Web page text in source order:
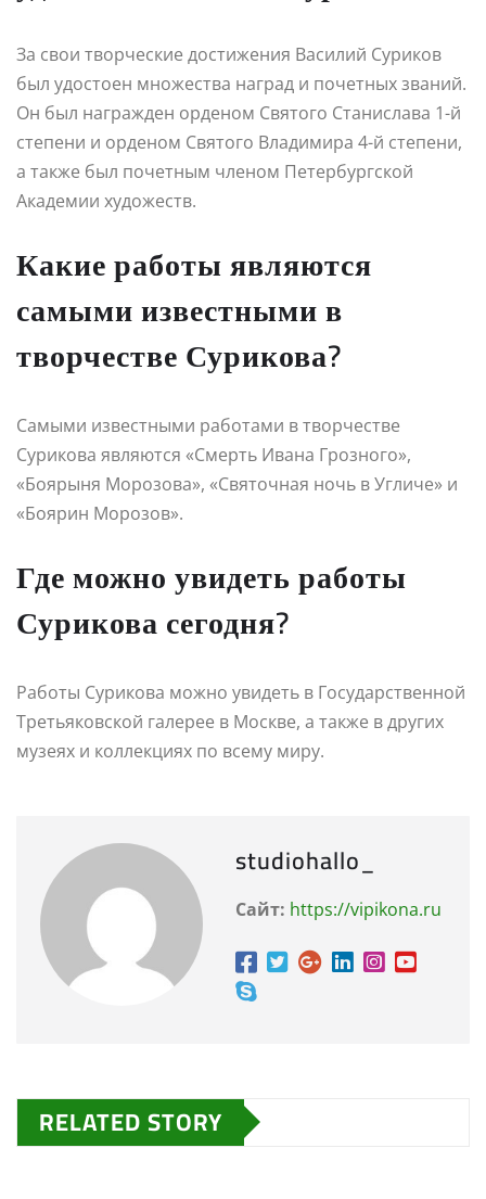
За свои творческие достижения Василий Суриков
был удостоен множества наград и почетных званий.
Он был награжден орденом Святого Станислава 1-й
степени и орденом Святого Владимира 4-й степени,
а также был почетным членом Петербургской
Академии художеств.
Какие работы являются
самыми известными в
творчестве Сурикова?
Самыми известными работами в творчестве
Сурикова являются «Смерть Ивана Грозного»,
«Боярыня Морозова», «Святочная ночь в Угличе» и
«Боярин Морозов».
Где можно увидеть работы
Сурикова сегодня?
Работы Сурикова можно увидеть в Государственной
Третьяковской галерее в Москве, а также в других
музеях и коллекциях по всему миру.
studiohallo_
Сайт: https://vipikona.ru
RELATED STORY